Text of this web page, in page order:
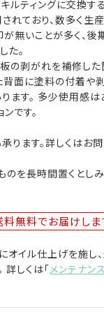
ルティングに交換す
れており、数多く生
が無いことが多く、
た。
の剥がれを補修した
背面に塗料の付着や
ます。 多少使用感は
です。
ります。詳しくはお
のを長時間置くとし
料無料でお届けしま
オイル仕上げを施し
詳しくは「メンテナン